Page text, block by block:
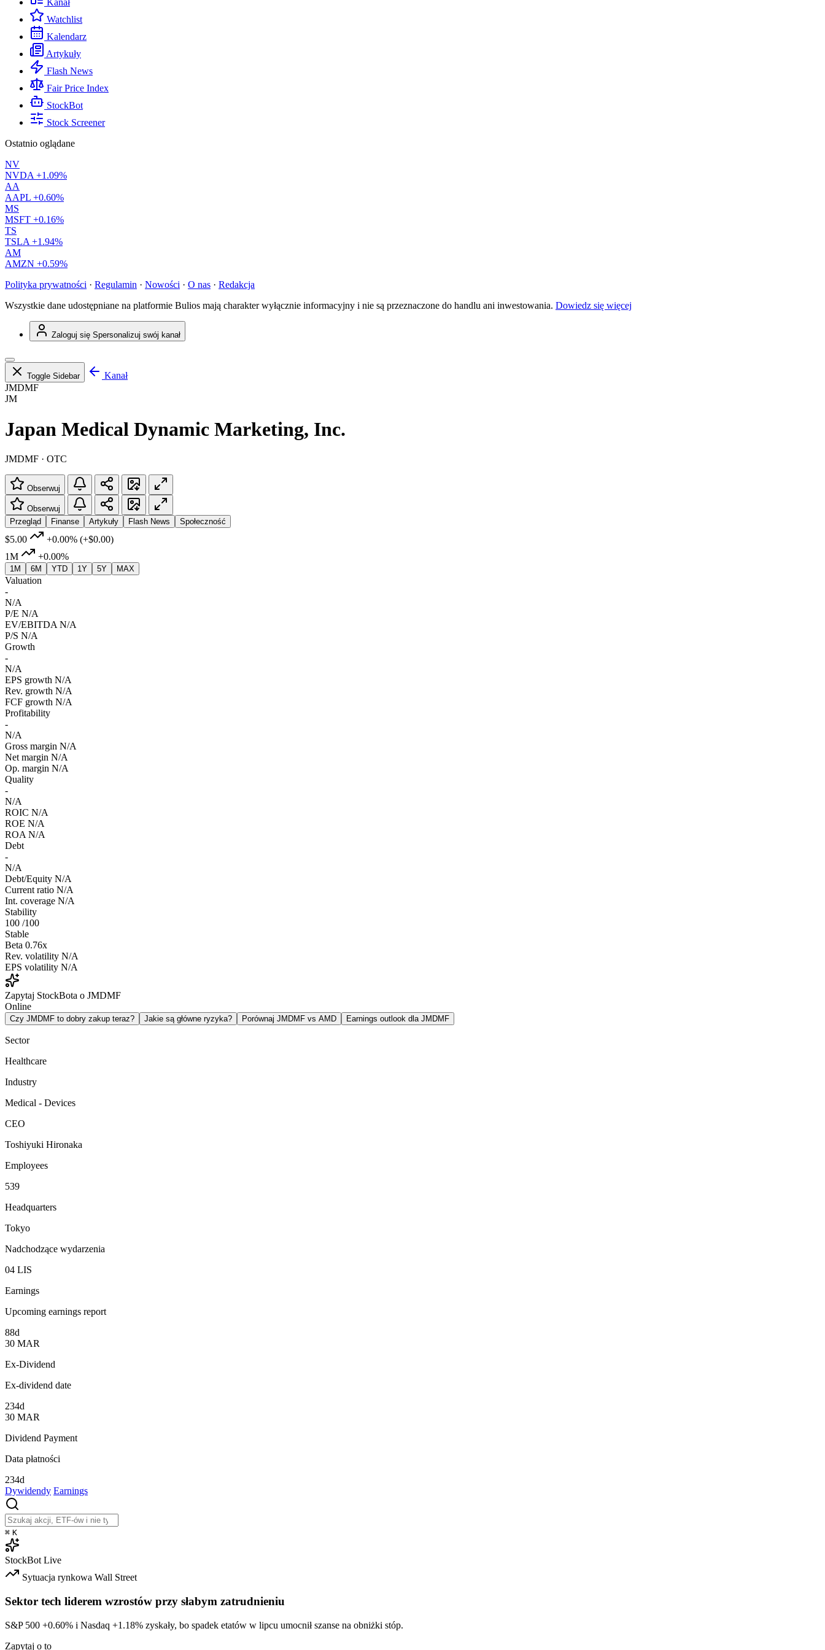
Kanał
Watchlist
Kalendarz
Artykuły
Flash News
Fair Price Index
StockBot
Stock Screener
Ostatnio oglądane
NV
NVDA +1.09%
AA
AAPL +0.60%
MS
MSFT +0.16%
TS
TSLA +1.94%
AM
AMZN +0.59%
Polityka prywatności · Regulamin · Nowości · O nas · Redakcja
Wszystkie dane udostępniane na platformie Bulios mają charakter wyłącznie informacyjny i nie są przeznaczone do handlu ani inwestowania. Dowiedz się więcej
Zaloguj się Spersonalizuj swój kanał
Toggle Sidebar
Kanał
JMDMF
JM
Japan Medical Dynamic Marketing, Inc.
JMDMF · OTC
Obserwuj
Obserwuj
Przegląd
Finanse Artykuły Flash News Społeczność
$5.00 +0.00% (+$0.00)
1M
+0.00%
1M 6M YTD 1Y 5Y MAX
Valuation
-
N/A
P/E N/A
EV/EBITDA N/A
P/S N/A
Growth
-
N/A
EPS growth N/A
Rev. growth N/A
FCF growth N/A
Profitability
-
N/A
Gross margin N/A
Net margin N/A
Op. margin N/A
Quality
-
N/A
ROIC N/A
ROE N/A
ROA N/A
Debt
-
N/A
Debt/Equity N/A
Current ratio N/A
Int. coverage N/A
Stability
100 /100
Stable
Beta 0.76x
Rev. volatility N/A
EPS volatility N/A
Zapytaj StockBota o JMDMF
Online
Czy JMDMF to dobry zakup teraz? Jakie są główne ryzyka? Porównaj JMDMF vs AMD Earnings outlook dla JMDMF
Sector
Healthcare
Industry
Medical - Devices
CEO
Toshiyuki Hironaka
Employees
539
Headquarters
Tokyo
Nadchodzące wydarzenia
04 LIS
Earnings
Upcoming earnings report
88d
30 MAR
Ex-Dividend
Ex-dividend date
234d
30 MAR
Dividend Payment
Data płatności
234d
Dywidendy Earnings
⌘ K
StockBot Live
Sytuacja rynkowa Wall Street
Sektor tech liderem wzrostów przy słabym zatrudnieniu
S&P 500 +0.60% i Nasdaq +1.18% zyskały, bo spadek etatów w lipcu umocnił szanse na obniżki stóp.
Zapytaj o to